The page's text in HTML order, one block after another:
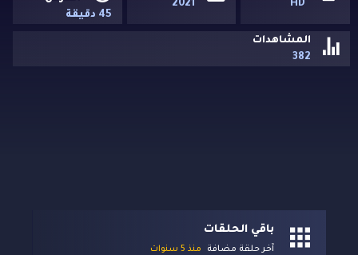
HD
2021
45 دقيقة
المشاهدات
382
باقي الحلقات
آخر حلقة مضافة منذ 5 سنوات